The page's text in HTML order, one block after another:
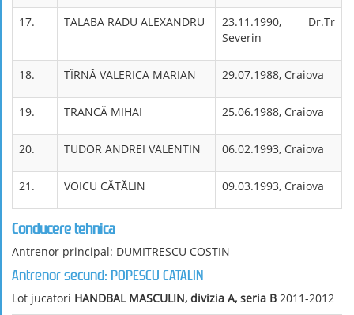
17. TALABA RADU ALEXANDRU
23.11.1990, Dr.Tr
Severin
18. TÎRNĂ VALERICA MARIAN 29.07.1988, Craiova
19. TRANCĂ MIHAI 25.06.1988, Craiova
20. TUDOR ANDREI VALENTIN 06.02.1993, Craiova
21. VOICU CĂTĂLIN 09.03.1993, Craiova
Conducere tehnica
Antrenor principal: DUMITRESCU COSTIN
Antrenor secund: POPESCU CATALIN
Lot jucatori HANDBAL MASCULIN, divizia A, seria B 2011-2012